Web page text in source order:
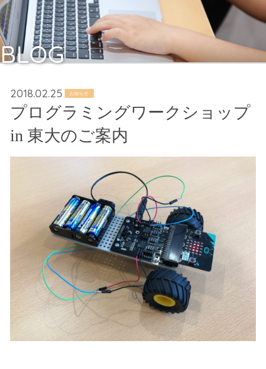
BLOG
2018.02.25 お知らせ
プログラミングワークショップ
in 東大のご案内